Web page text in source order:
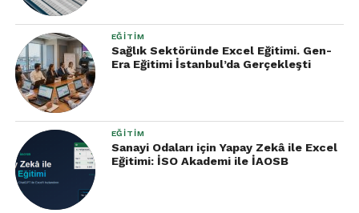
EĞITIM
Sağlık Sektöründe Excel Eğitimi. Gen-
Era Eğitimi İstanbul’da Gerçekleşti
EĞITIM
Sanayi Odaları için Yapay Zekâ ile Excel
Eğitimi: İSO Akademi ile İAOSB